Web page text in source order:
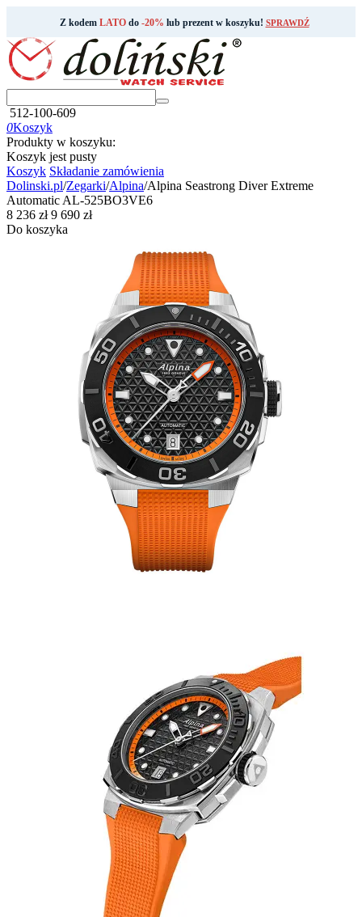
Z kodem LATOdo -20% lub prezent w koszyku! SPRAWDŹ
512-100-609
0Koszyk
Produkty w koszyku:
Koszyk jest pusty
Koszyk Składanie zamówienia
Dolinski.pl/Zegarki/Alpina/Alpina Seastrong Diver Extreme
Automatic AL-525BO3VE6
‍8 236‍ zł ‍9 690‍ zł
Do koszyka